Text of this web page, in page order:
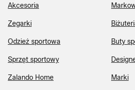
Akcesoria
Zegarki
Odzież sportowa Buty
Sprzęt sportowy
Zalando Home Marki